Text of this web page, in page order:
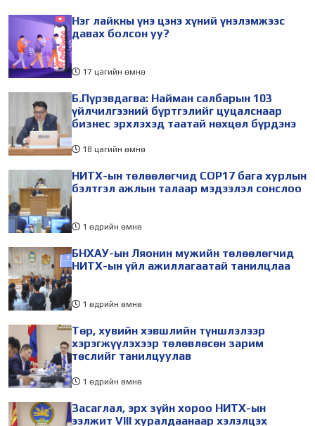
Нэг лайкны үнэ цэнэ хүний үнэлэмжээс
давах болсон уу?
17 цагийн өмнө
Б.Пүрэвдагва: Найман салбарын 103
үйлчилгээний бүртгэлийг цуцалснаар
бизнес эрхлэхэд таатай нөхцөл бүрдэнэ
18 цагийн өмнө
НИТХ-ын төлөөлөгчид COP17 бага хурлын
бэлтгэл ажлын талаар мэдээлэл сонслоо
1 өдрийн өмнө
БНХАУ-ын Ляонин мужийн төлөөлөгчид
НИТХ-ын үйл ажиллагаатай танилцлаа
1 өдрийн өмнө
Төр, хувийн хэвшлийн түншлэлээр
хэрэгжүүлэхээр төлөвлөсөн зарим
төслийг танилцуулав
1 өдрийн өмнө
Засаглал, эрх зүйн хороо НИТХ-ын
ээлжит VIII хуралдаанаар хэлэлцэх